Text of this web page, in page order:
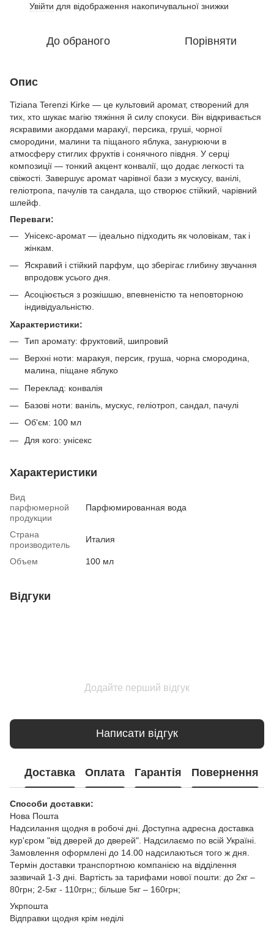
Увійти для відображення накопичувальної знижки
До обраного Порівняти
Опис
Tiziana Terenzi Kirke — це культовий аромат, створений для
тих, хто шукає магію тяжіння й силу спокуси. Він відкривається
яскравими акордами маракуї, персика, груші, чорної
смородини, малини та піщаного яблука, занурюючи в
атмосферу стиглих фруктів і сонячного півдня. У серці
композиції — тонкий акцент конвалії, що додає легкості та
свіжості. Завершує аромат чарівної бази з мускусу, ванілі,
геліотропа, пачулів та сандала, що створює стійкий, чарівний
шлейф.
Переваги:
Унісекс-аромат — ідеально підходить як чоловікам, так і
жінкам.
Яскравий і стійкий парфум, що зберігає глибину звучання
впродовж усього дня.
Асоціюється з розкішшю, впевненістю та неповторною
індивідуальністю.
Характеристики:
Тип аромату: фруктовий, шипровий
Верхні ноти: маракуя, персик, груша, чорна смородина,
малина, піщане яблуко
Переклад: конвалія
Базові ноти: ваніль, мускус, геліотроп, сандал, пачулі
Об'єм: 100 мл
Для кого: унісекс
Характеристики
Вид
парфюмерной
продукции
Парфюмированная вода
Страна
производитель
Италия
Объем 100 мл
Відгуки
Додайте перший відгук
Написати відгук
Доставка Оплата Гарантія Повернення
Способи доставки:
Нова Пошта
Надсилання щодня в робочі дні. Доступна адресна доставка
кур'єром "від дверей до дверей". Надсилаємо по всій Україні.
Замовлення оформлені до 14.00 надсилаються того ж дня.
Термін доставки транспортною компанією на відділення
зазвичай 1-3 дні. Вартість за тарифами нової пошти: до 2кг –
80грн; 2-5кг - 110грн;; більше 5кг – 160грн;
Укрпошта
Відправки щодня крім неділі